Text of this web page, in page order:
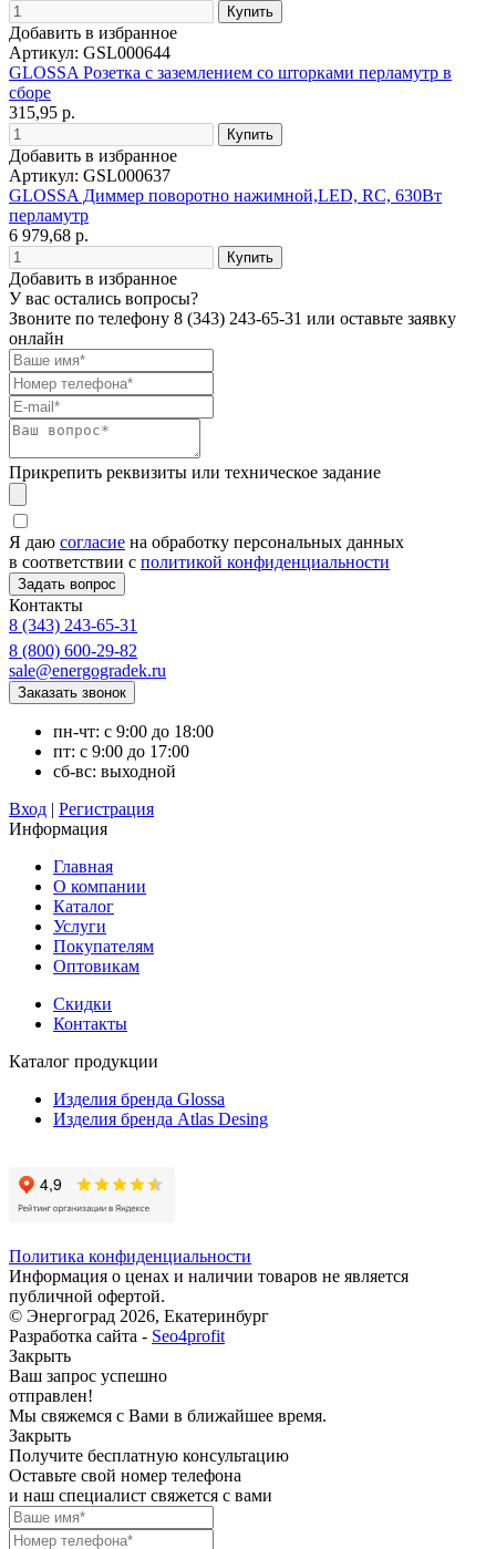
Добавить в избранное
Артикул: GSL000644
GLOSSA Розетка с заземлением со шторками перламутр в
сборе
315,95 р.
Добавить в избранное
Артикул: GSL000637
GLOSSA Диммер поворотно нажимной,LED, RC, 630Вт
перламутр
6 979,68 р.
Добавить в избранное
У вас остались вопросы?
Звоните по телефону 8 (343) 243-65-31 или оставьте заявку
онлайн
Прикрепить реквизиты или техническое задание
Я даю согласие на обработку персональных данных
в соответствии с политикой конфиденциальности
Контакты
8 (343) 243-65-31
8 (800) 600-29-82
sale@energogradek.ru
пн-чт: с 9:00 до 18:00
пт: с 9:00 до 17:00
сб-вс: выходной
Вход | Регистрация
Информация
Главная
О компании
Каталог
Услуги
Покупателям
Оптовикам
Скидки
Контакты
Каталог продукции
Изделия бренда Glossa
Изделия бренда Atlas Desing
Политика конфиденциальности
Информация о ценах и наличии товаров не является
публичной офертой.
© Энергоград 2026, Екатеринбург
Разработка сайта - Seo4profit
Закрыть
Ваш запрос успешно
отправлен!
Мы свяжемся с Вами в ближайшее время.
Закрыть
Получите бесплатную консультацию
Оставьте свой номер телефона
и наш специалист свяжется с вами